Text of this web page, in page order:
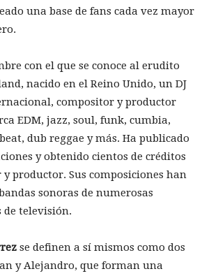
una base de fans cada vez mayor
con el que se conoce al erudito
nacido en el Reino Unido, un DJ
compositor y productor
EDM, jazz, soul, funk, cumbia,
dub reggae y más. Ha publicado
y obtenido cientos de créditos
productor. Sus composiciones han
sonoras de numerosas
de televisión.
se definen a sí mismos como dos
y Alejandro, que forman una